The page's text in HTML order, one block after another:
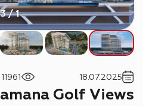
1 / 3
Samana Golf Views
18.07.2025
11961